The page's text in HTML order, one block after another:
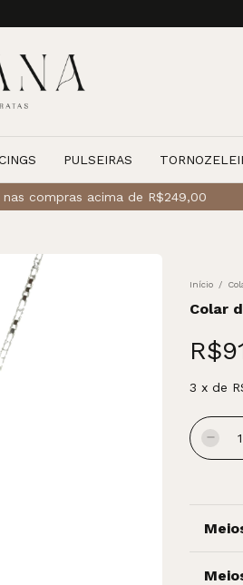
compras acima de R$249,00
PULSEIRAS
Início /
Colar
3 x de